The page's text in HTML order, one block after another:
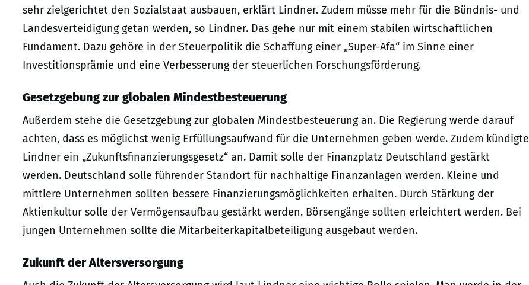
sehr zielgerichtet den Sozialstaat ausbauen, erklärt Lindner. Zudem müsse mehr für die Bündnis- und
Landesverteidigung getan werden, so Lindner. Das gehe nur mit einem stabilen wirtschaftlichen
Fundament. Dazu gehöre in der Steuerpolitik die Schaffung einer „Super-Afa“ im Sinne einer
Investitionsprämie und eine Verbesserung der steuerlichen Forschungsförderung.
Gesetzgebung zur globalen Mindestbesteuerung
Außerdem stehe die Gesetzgebung zur globalen Mindestbesteuerung an. Die Regierung werde darauf
achten, dass es möglichst wenig Erfüllungsaufwand für die Unternehmen geben werde. Zudem kündigte
Lindner ein „Zukunftsfinanzierungsgesetz“ an. Damit solle der Finanzplatz Deutschland gestärkt
werden. Deutschland solle führender Standort für nachhaltige Finanzanlagen werden. Kleine und
mittlere Unternehmen sollten bessere Finanzierungsmöglichkeiten erhalten. Durch Stärkung der
Aktienkultur solle der Vermögensaufbau gestärkt werden. Börsengänge sollten erleichtert werden. Bei
jungen Unternehmen sollte die Mitarbeiterkapitalbeteiligung ausgebaut werden.
Zukunft der Altersversorgung